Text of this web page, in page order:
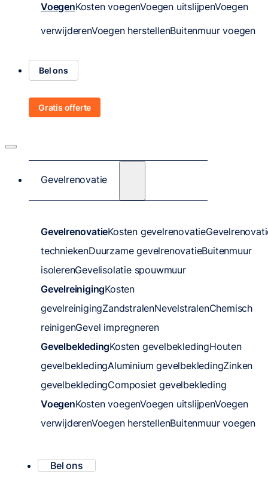
VoegenKosten voegenVoegen uitslijpenVoegen
verwijderenVoegen herstellenBuitenmuur voegen
Bel ons
Gratis offerte
Gevelrenovatie
GevelrenovatieKosten gevelrenovatie
techniekenDuurzame gevelrenovatieBuitenmuur
isolerenGevelisolatie spouwmuur
GevelreinigingKosten
gevelreinigingZandstralenNevelstralenChemisch
reinigenGevel impregneren
GevelbekledingKosten gevelbekledingHouten
gevelbekledingAluminium gevelbekledingZinken
gevelbekledingComposiet gevelbekleding
VoegenKosten voegenVoegen uitslijpenVoegen
verwijderenVoegen herstellenBuitenmuur voegen
Bel ons